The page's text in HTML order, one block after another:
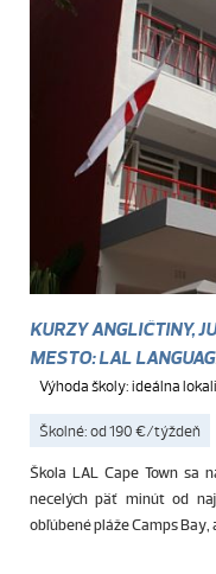
KURZY ANGLIČTINY,
MESTO: LAL
Výhoda školy: ideálna
Školné: od 190 €/týždeň
Škola LAL Cape Town sa
necelých päť minút od
obľúbené pláže Camps